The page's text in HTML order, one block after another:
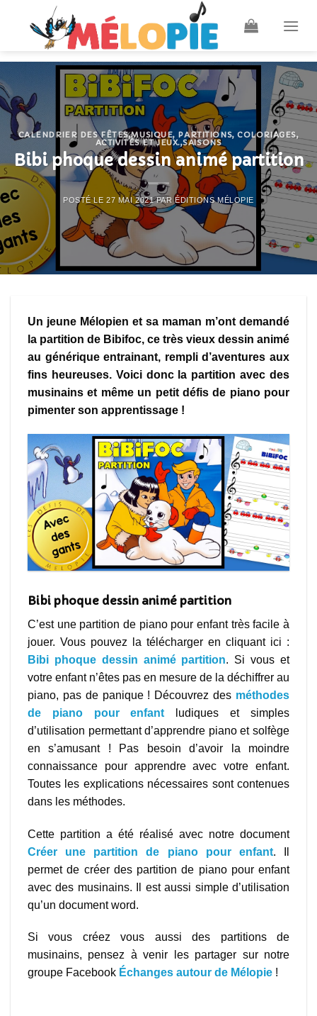
CALENDRIER DES FÊTES,MUSIQUE, PARTITIONS, COLORIAGES,
ACTIVITÉS ET JEUX.,SAISONS
Bibi phoque dessin animé partition
POSTÉ LE27 MAI 2021PARÉDITIONS MÉLOPIE
Un jeune Mélopien et sa maman m’ont demandé
la partition de Bibifoc, ce très vieux dessin animé
au générique entrainant, rempli d’aventures aux
fins heureuses. Voici donc la partition avec des
musinains et même un petit défis de piano pour
pimenter son apprentissage !
Bibi phoque dessin animé partition
C’est une partition de piano pour enfant très facile à
jouer. Vous pouvez la télécharger en cliquant ici :
Bibi phoque dessin animé partition. Si vous et
votre enfant n’êtes pas en mesure de la déchiffrer au
piano, pas de panique ! Découvrez des méthodes
de piano pour enfant ludiques et simples
d’utilisation permettant d’apprendre piano et solfège
en s’amusant ! Pas besoin d’avoir la moindre
connaissance pour apprendre avec votre enfant.
Toutes les explications nécessaires sont contenues
dans les méthodes.
Cette partition a été réalisé avec notre document
Créer une partition de piano pour enfant. Il
permet de créer des partition de piano pour enfant
avec des musinains. Il est aussi simple d’utilisation
qu’un document word.
Si vous créez vous aussi des partitions de
musinains, pensez à venir les partager sur notre
groupe Facebook Échanges autour de Mélopie !